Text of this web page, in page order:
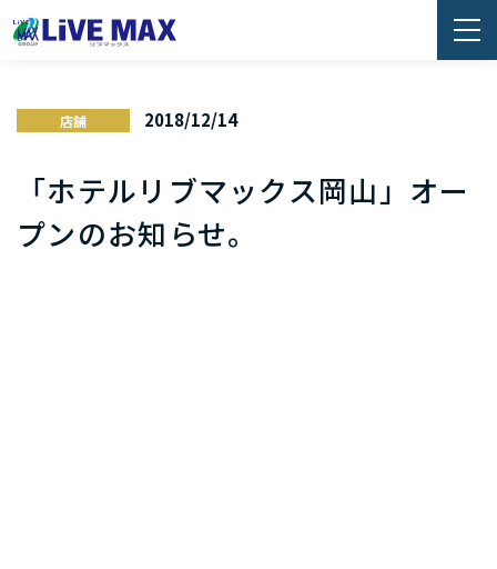
店舗 2018/12/14
「ホテルリブマックス岡山」オー
プンのお知らせ。